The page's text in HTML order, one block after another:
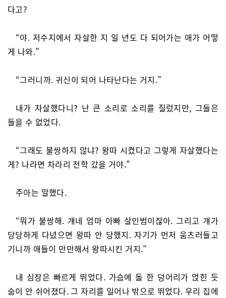
다고?
“야. 저수지에서 자살한 지 일 년도 다 되어가는 애가 어떻
게 나와.”
“그러니까. 귀신이 되어 나타난다는 거지.”
내가 자살했다니? 난 큰 소리로 소리를 질렀지만, 그들은
들을 수 없었다.
“그래도 불쌍하지 않냐? 왕따 시켰다고 그렇게 자살했다는
게? 나라면 차라리 전학 갔을 거야.”
주아는 말했다.
“뭐가 불쌍해. 걔네 엄마 아빠 살인범이잖아. 그리고 걔가
당당하게 다녔으면 왕따 안 당했지. 자기가 먼저 움츠러들고
기니까 애들이 만만해서 왕따시킨 거지.”
내 심장은 빠르게 뛰었다. 가슴에 돌 한 덩어리가 얹힌 듯
숨이 안 쉬어졌다. 그 자리를 일어나 밖으로 뛰었다. 우리 집에